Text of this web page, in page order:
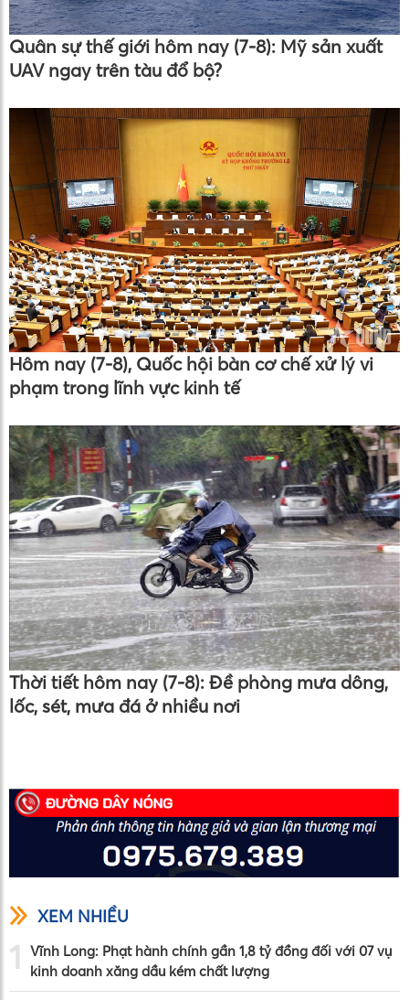
Quân sự thế giới hôm nay (7-8): Mỹ sản xuất
UAV ngay trên tàu đổ bộ?
Hôm nay (7-8), Quốc hội bàn cơ chế xử lý vi
phạm trong lĩnh vực kinh tế
Thời tiết hôm nay (7-8): Đề phòng mưa dông,
lốc, sét, mưa đá ở nhiều nơi
XEM NHIỀU
1
Vĩnh Long: Phạt hành chính gần 1,8 tỷ đồng đối với 07 vụ
kinh doanh xăng dầu kém chất lượng